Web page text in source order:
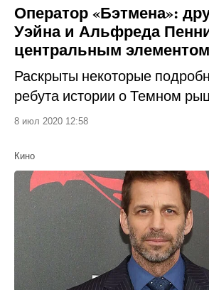
Оператор «Бэтмена»:
Уэйна и Альфреда
центральным
Раскрыты некоторые
ребута истории о Темном
8 июл 2020 12:58
Кино